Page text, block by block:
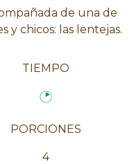
de una de
y chicos: las lentejas.
TIEMPO
PORCIONES
4